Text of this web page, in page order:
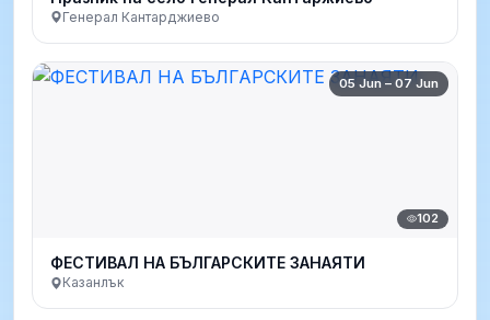
Генерал Кантарджиево
05 Jun – 07 Jun
102
ФЕСТИВАЛ НА БЪЛГАРСКИТЕ ЗАНАЯТИ
Казанлък